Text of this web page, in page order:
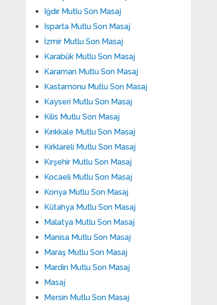
Iğdır Mutlu Son Masaj
Isparta Mutlu Son Masaj
İzmir Mutlu Son Masaj
Karabük Mutlu Son Masaj
Karaman Mutlu Son Masaj
Kastamonu Mutlu Son Masaj
Kayseri Mutlu Son Masaj
Kilis Mutlu Son Masaj
Kırıkkale Mutlu Son Masaj
Kırklareli Mutlu Son Masaj
Kırşehir Mutlu Son Masaj
Kocaeli Mutlu Son Masaj
Konya Mutlu Son Masaj
Kütahya Mutlu Son Masaj
Malatya Mutlu Son Masaj
Manisa Mutlu Son Masaj
Maraş Mutlu Son Masaj
Mardin Mutlu Son Masaj
Masaj
Mersin Mutlu Son Masaj